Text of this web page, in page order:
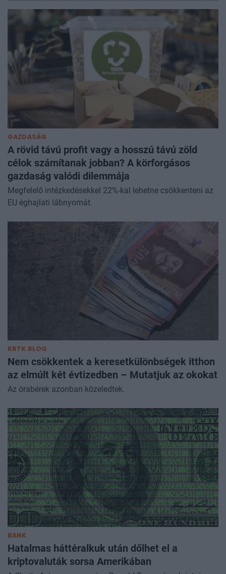
GAZDASÁG
A rövid távú profit vagy a hosszú távú zöld
célok számítanak jobban? A körforgásos
gazdaság valódi dilemmája
Megfelelő intézkedésekkel 22%-kal lehetne csökkenteni az
EU éghajlati lábnyomát.
KRTK BLOG
Nem csökkentek a keresetkülönbségek itthon
az elmúlt két évtizedben – Mutatjuk az okokat
Az órabérek azonban közeledtek.
BANK
Hatalmas háttéralkuk után dőlhet el a
kriptovaluták sorsa Amerikában